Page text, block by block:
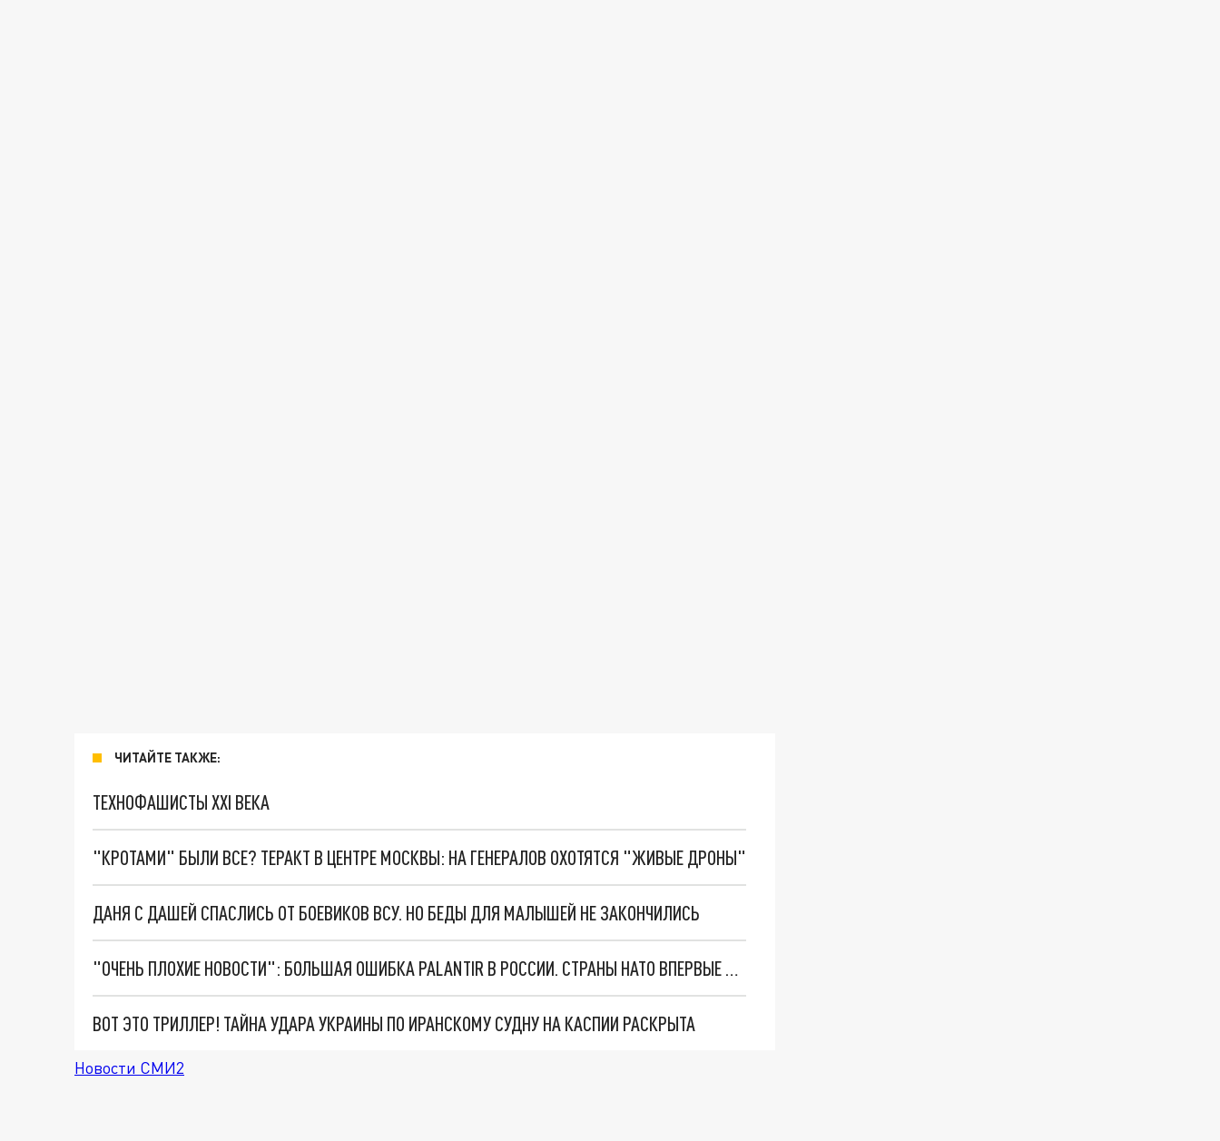
ЧИТАЙТЕ ТАКЖЕ:
ТЕХНОФАШИСТЫ XXI ВЕКА
"КРОТАМИ" БЫЛИ ВСЕ? ТЕРАКТ В ЦЕНТРЕ МОСКВЫ: НА ГЕНЕРАЛОВ ОХОТЯТСЯ "ЖИВЫЕ ДРОНЫ"
ДАНЯ С ДАШЕЙ СПАСЛИСЬ ОТ БОЕВИКОВ ВСУ. НО БЕДЫ ДЛЯ МАЛЫШЕЙ НЕ ЗАКОНЧИЛИСЬ
"ОЧЕНЬ ПЛОХИЕ НОВОСТИ": БОЛЬШАЯ ОШИБКА PALANTIR В РОССИИ. СТРАНЫ НАТО ВПЕРВЫЕ ЗА СВО ОСТАНОВИЛИ ПОСТАВКИ ОРУЖИЯ. ВСУ ТЕРЯЮТ ПРИГРАНИЧЬЕ?
ВОТ ЭТО ТРИЛЛЕР! ТАЙНА УДАРА УКРАИНЫ ПО ИРАНСКОМУ СУДНУ НА КАСПИИ РАСКРЫТА
Новости СМИ2